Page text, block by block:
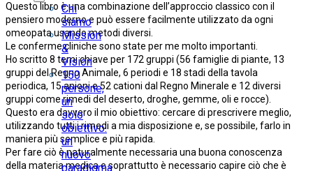
Chi
siamo
Mission
&
Vision
150
persone,
un
solo
obiettivo:
un
nuovo
paradigma
Questo libro è una combinazione dell’approccio classico con il
pensiero moderno e può essere facilmente utilizzato da ogni
omeopata usando metodi diversi.
Le conferme cliniche sono state per me molto importanti.
Ho scritto 8 temi chiave per 172 gruppi (56 famiglie di piante, 13
gruppi del Regno Animale, 6 periodi e 18 stadi della tavola
periodica, 15 anioni e 52 cationi dal Regno Minerale e 12 diversi
gruppi come rimedi del deserto, droghe, gemme, oli e rocce).
Questo era davvero il mio obiettivo: cercare di prescrivere meglio,
utilizzando tutti i rimedi a mia disposizione e, se possibile, farlo in
maniera più semplice e più rapida.
Per fare ciò è naturalmente necessaria una buona conoscenza
della materia medica e soprattutto è necessario capire ciò che è